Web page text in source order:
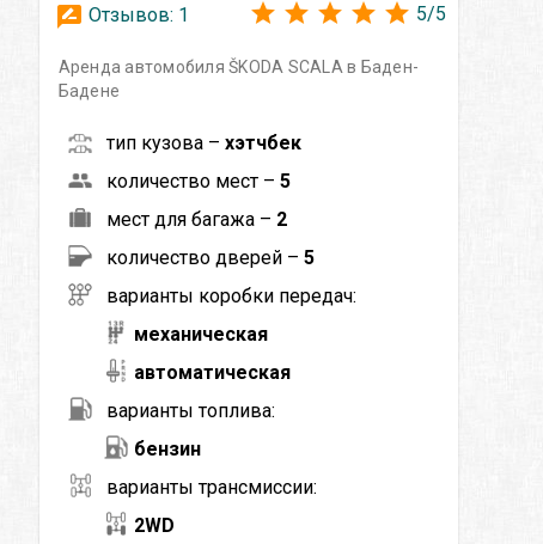
Отзывов: 1 5/5
Аренда автомобиля ŠKODA SCALA в Баден-
Бадене
тип кузова – хэтчбек
количество мест – 5
мест для багажа – 2
количество дверей – 5
варианты коробки передач:
механическая
автоматическая
варианты топлива:
бензин
варианты трансмиссии:
2WD